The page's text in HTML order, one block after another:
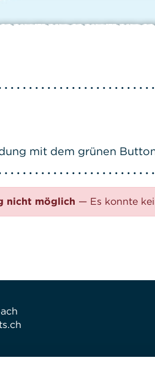
mit dem grünen
nicht möglich — Es konnte